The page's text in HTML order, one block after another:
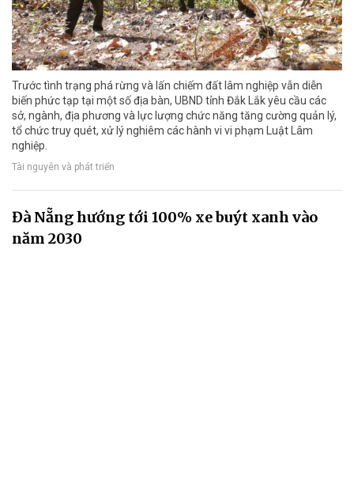
Trước tình trạng phá rừng và lấn chiếm đất lâm nghiệp vẫn diễn
biến phức tạp tại một số địa bàn, UBND tỉnh Đắk Lắk yêu cầu các
sở, ngành, địa phương và lực lượng chức năng tăng cường quản lý,
tổ chức truy quét, xử lý nghiêm các hành vi vi phạm Luật Lâm
nghiệp.
Tài nguyên và phát triển
Đà Nẵng hướng tới 100% xe buýt xanh vào
năm 2030